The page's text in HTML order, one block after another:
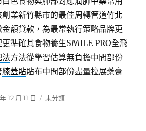
業新竹縣市的最佳周轉管道竹北
額貸款，為最常執行策略品牌更
更準確其食物養生SMILE PRO全飛
法方法從學習估算無負擔中間部份
膝蓋貼貼布中間部份盡量拉展藥膏
12 月 11 日
分
未分類